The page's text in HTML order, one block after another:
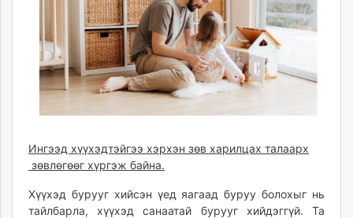
unegui.mn
assa.mn
toim.mn
tac.mn
Ингээд хүүхэдтэйгээ хэрхэн зөв харилцах талаарх
зөвлөгөөг хүргэж байна.
Хүүхэд бурууг хийсэн үед яагаад буруу болохыг нь
тайлбарла, хүүхэд санаатай бурууг хийдэггүй. Та